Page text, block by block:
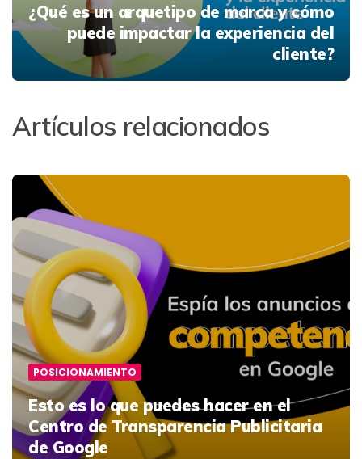
¿Qué es un arquetipo de marca y cómo
puede impactar la experiencia del
cliente?
Artículos relacionados
POSICIONAMIENTO
Esto es lo que puedes hacer en el
Centro de Transparencia Publicitaria
de Google